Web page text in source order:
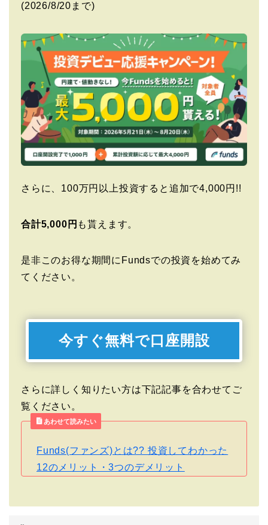
(2026/8/20まで)
さらに、100万円以上投資すると追加で4,000円!!
合計5,000円 も貰えます。
是非このお得な期間にFundsでの投資を始めてみ
てください。
今すぐ無料で口座開設
さらに詳しく知りたい方は下記記事を合わせてご
覧ください。
あわせて読みたい
Funds(ファンズ)とは?? 投資してわかった
12のメリット・3つのデメリット